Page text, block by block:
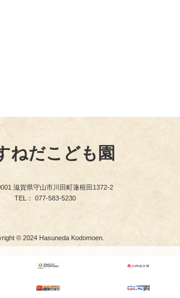
ねだこども園
滋賀県守山市川田町蓮根田1372-2
TEL： 077-583-5230
© 2024 Hasuneda Kodomoen.